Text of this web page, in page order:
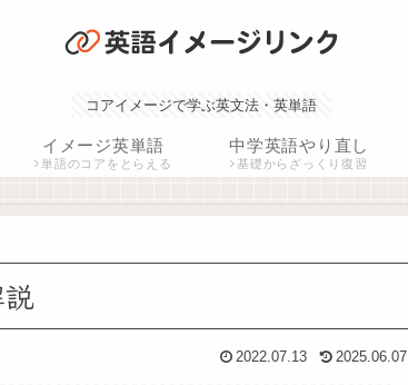
コアイメージで学ぶ英文法・英単語
イメージ英単語
単語のコアをとらえる
中学英語やり直し
基礎からざっくり復習
2022.07.13 2025.06.07